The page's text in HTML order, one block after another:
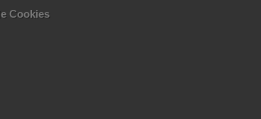
Cookies